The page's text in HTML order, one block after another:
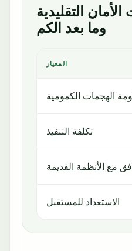
التقليدية
وما بعد الكم
المعيار
الهجمات الكمومية
تكلفة التنفيذ
مع الأنظمة القديمة
الاستعداد للمستقبل